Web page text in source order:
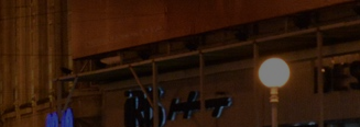
SPONSOR CONTACT SHOP